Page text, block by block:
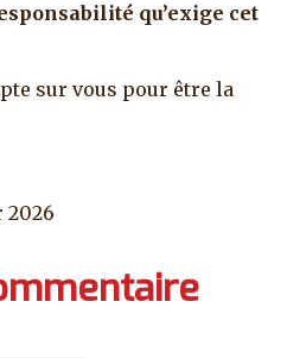
qu’exige cet
sur vous pour être la
2026